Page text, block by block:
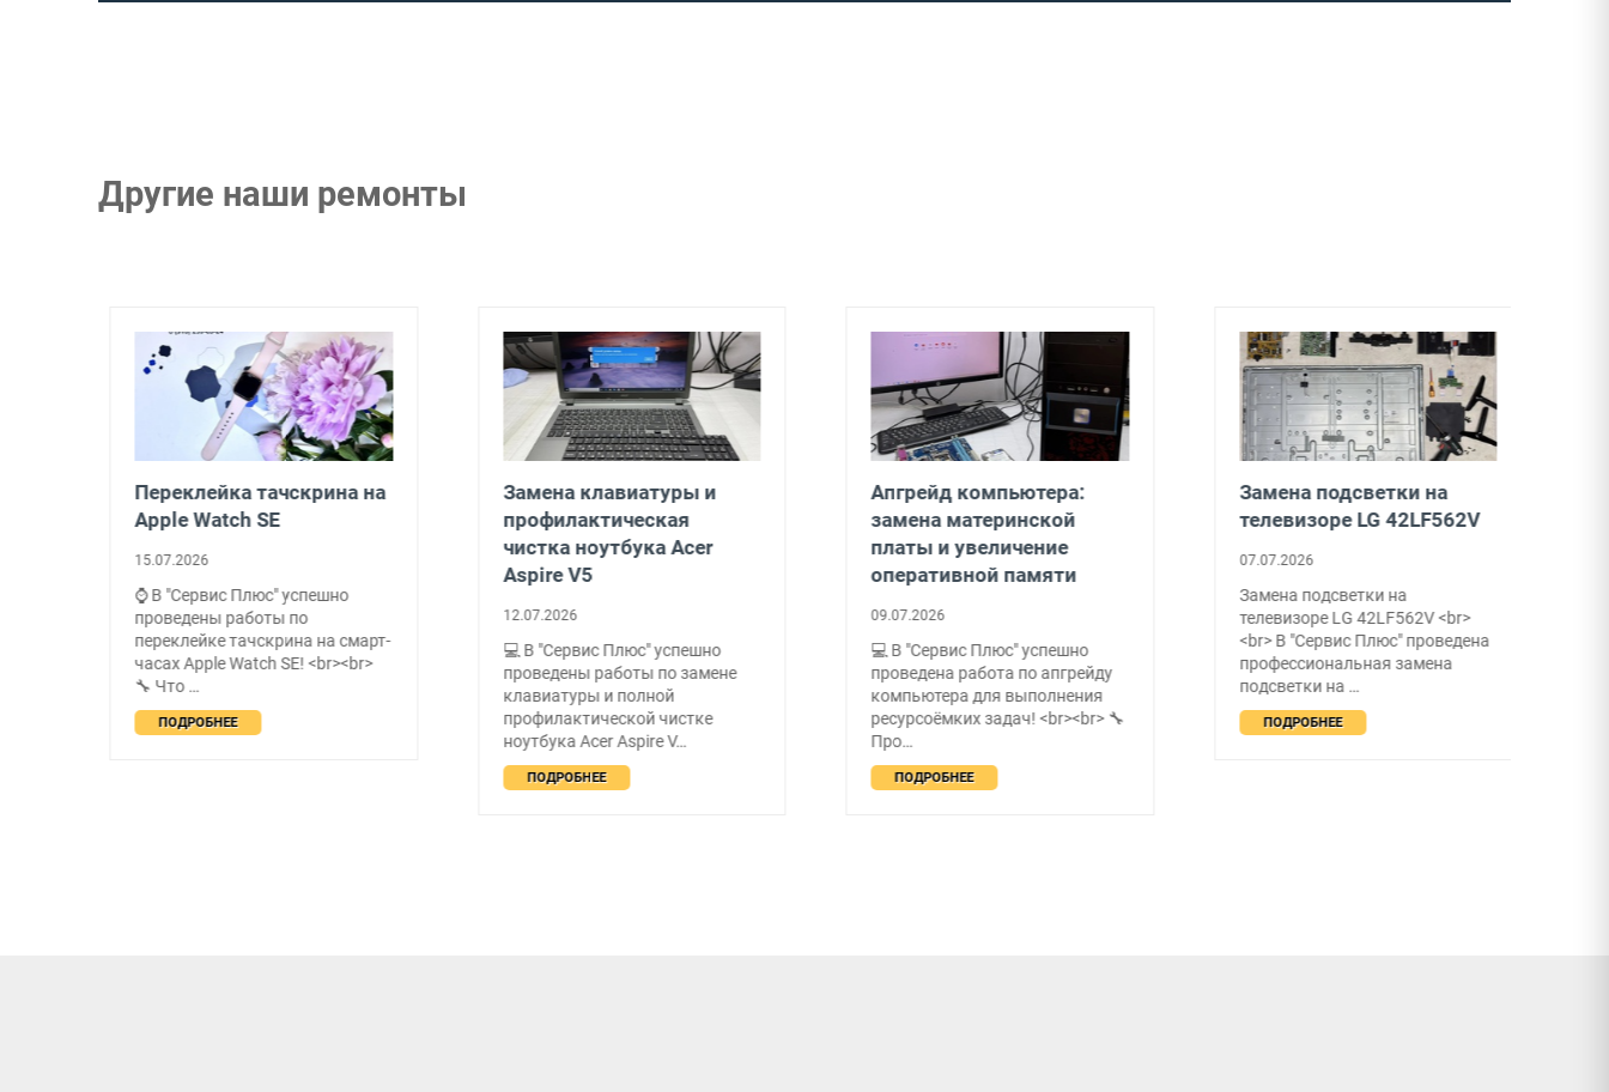
Другие наши ремонты
Переклейка тачскрина на
Apple Watch SE
15.07.2026
⌚ В "Сервис Плюс" успешно
проведены работы по
переклейке тачскрина на смарт-
часах Apple Watch SE! <br><br>
🔧 Что …
ПОДРОБНЕЕ
Замена клавиатуры и
профилактическая
чистка ноутбука Acer
Aspire V5
12.07.2026
💻 В "Сервис Плюс" успешно
проведены работы по замене
клавиатуры и полной
профилактической чистке
ноутбука Acer Aspire V…
ПОДРОБНЕЕ
Апгрейд компьютера:
замена материнской
платы и увеличение
оперативной памяти
09.07.2026
💻 В "Сервис Плюс" успешно
проведена работа по апгрейду
компьютера для выполнения
ресурсоёмких задач! <br><br> 🔧
Про…
ПОДРОБНЕЕ
Замена подсветки на
телевизоре LG 42LF562V
07.07.2026
Замена подсветки на
телевизоре LG 42LF562V <br>
<br> В "Сервис Плюс" проведена
профессиональная замена
подсветки на …
ПОДРОБНЕЕ